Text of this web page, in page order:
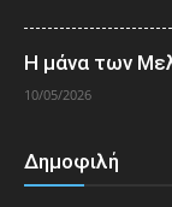
Η μάνα των
10/05/2026
Δημοφιλή